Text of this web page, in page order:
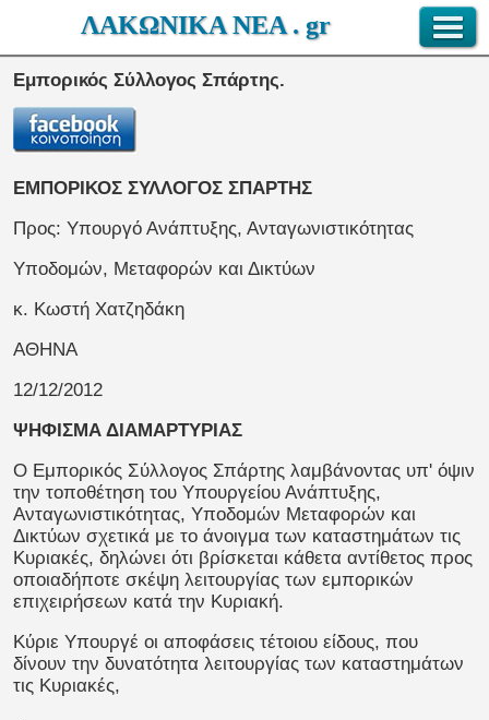
ΛΑΚΩΝΙΚΑ ΝΕΑ . gr
Εμπορικός Σύλλογος Σπάρτης.
ΕΜΠΟΡΙΚΟΣ ΣΥΛΛΟΓΟΣ ΣΠΑΡΤΗΣ
Προς: Υπουργό Ανάπτυξης, Ανταγωνιστικότητας
Υποδομών, Μεταφορών και Δικτύων
κ. Κωστή Χατζηδάκη
ΑΘΗΝΑ
12/12/2012
ΨΗΦΙΣΜΑ ΔΙΑΜΑΡΤΥΡΙΑΣ
Ο Εμπορικός Σύλλογος Σπάρτης λαμβάνοντας υπ' όψιν
την τοποθέτηση του Υπουργείου Ανάπτυξης,
Ανταγωνιστικότητας, Υποδομών Μεταφορών και
Δικτύων σχετικά με το άνοιγμα των καταστημάτων τις
Κυριακές, δηλώνει ότι βρίσκεται κάθετα αντίθετος προς
οποιαδήποτε σκέψη λειτουργίας των εμπορικών
επιχειρήσεων κατά την Κυριακή.
Κύριε Υπουργέ οι αποφάσεις τέτοιου είδους, που
δίνουν την δυνατότητα λειτουργίας των καταστημάτων
τις Κυριακές,